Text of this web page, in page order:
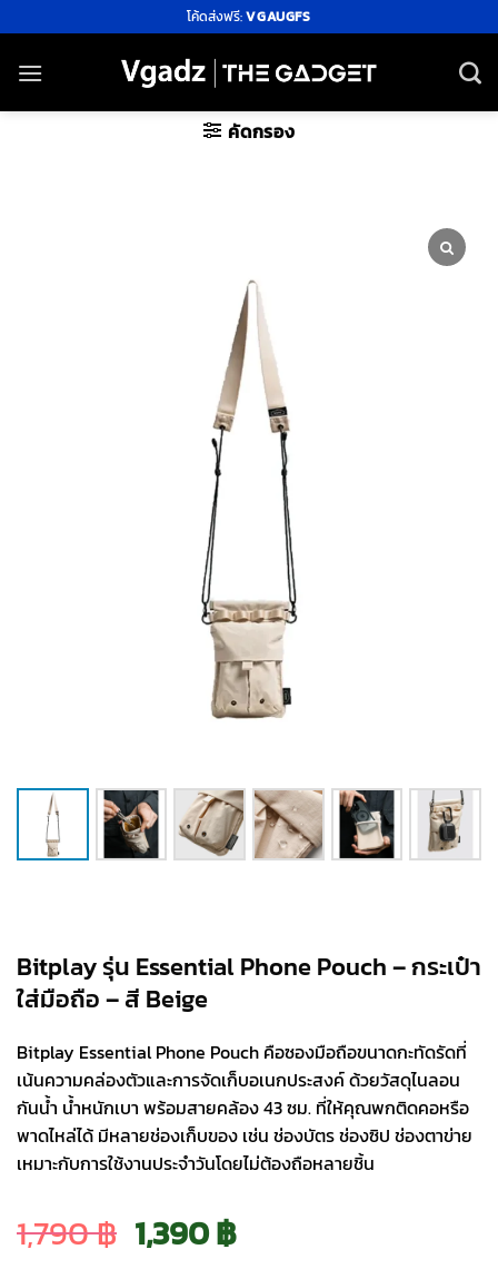
ไป
ยัง
โค้ดส่งฟรี:VGAUGFS
คัดกรอง
Bitplay รุ่น Essential Phone Pouch – กระเป๋า
ใส่มือถือ – สี Beige
Bitplay Essential Phone Pouch คือซองมือถือขนาดกะทัดรัดที่
เน้นความคล่องตัวและการจัดเก็บอเนกประสงค์ ด้วยวัสดุไนลอน
กันน้ำ น้ำหนักเบา พร้อมสายคล้อง 43 ซม. ที่ให้คุณพกติดคอหรือ
พาดไหล่ได้ มีหลายช่องเก็บของ เช่น ช่องบัตร ช่องซิป ช่องตาข่าย
เหมาะกับการใช้งานประจำวันโดยไม่ต้องถือหลายชิ้น
1,790฿ Original
1,390฿Current